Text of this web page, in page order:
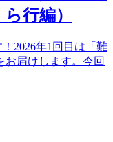
行編）
2026年1回目は「難
お届けします。今回